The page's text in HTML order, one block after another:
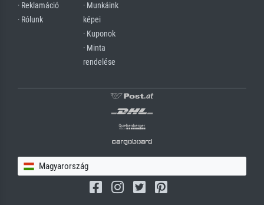
· Reklamáció
· Rólunk
· Munkáink
képei
· Kuponok
· Minta
rendelése
Magyarország